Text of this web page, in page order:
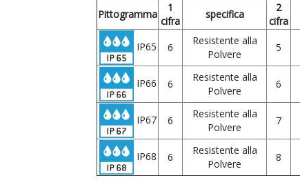
Pittogramma
1
cifra
specifica
2
cifra
IP65 6
Resistente alla
Polvere
5
IP66 6
Resistente alla
Polvere
6
IP67 6
Resistente alla
Polvere
7
IP68 6
Resistente alla
Polvere
8